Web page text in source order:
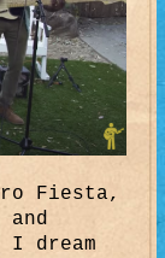
Fiesta,
and
I dream